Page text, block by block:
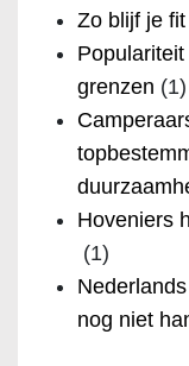
Zo blijf je
grenzen (1)
Hoveniers
(1)
nog niet